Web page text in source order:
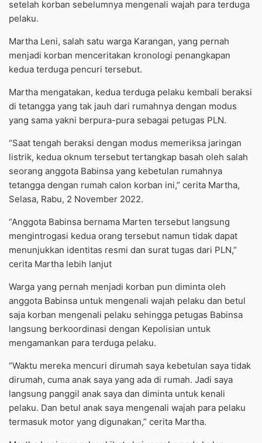
setelah korban sebelumnya mengenali wajah para terduga
pelaku.
Martha Leni, salah satu warga Karangan, yang pernah
menjadi korban menceritakan kronologi penangkapan
kedua terduga pencuri tersebut.
Martha mengatakan, kedua terduga pelaku kembali beraksi
di tetangga yang tak jauh dari rumahnya dengan modus
yang sama yakni berpura-pura sebagai petugas PLN.
“Saat tengah beraksi dengan modus memeriksa jaringan
listrik, kedua oknum tersebut tertangkap basah oleh salah
seorang anggota Babinsa yang kebetulan rumahnya
tetangga dengan rumah calon korban ini,” cerita Martha,
Selasa, Rabu, 2 November 2022.
“Anggota Babinsa bernama Marten tersebut langsung
mengintrogasi kedua orang tersebut namun tidak dapat
menunjukkan identitas resmi dan surat tugas dari PLN,”
cerita Martha lebih lanjut
Warga yang pernah menjadi korban pun diminta oleh
anggota Babinsa untuk mengenali wajah pelaku dan betul
saja korban mengenali pelaku sehingga petugas Babinsa
langsung berkoordinasi dengan Kepolisian untuk
mengamankan para terduga pelaku.
“Waktu mereka mencuri dirumah saya kebetulan saya tidak
dirumah, cuma anak saya yang ada di rumah. Jadi saya
langsung panggil anak saya dan diminta untuk kenali
pelaku. Dan betul anak saya mengenali wajah para pelaku
termasuk motor yang digunakan,” cerita Martha.